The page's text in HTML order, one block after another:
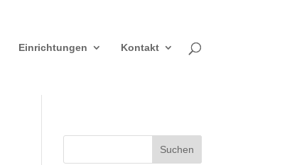
Einrichtungen Kontakt